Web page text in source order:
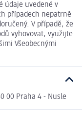
údaje uvedené v
případech nepatrně
V případě, že
vyhovovat, využijte
Všeobecnými
00 Praha 4 - Nusle